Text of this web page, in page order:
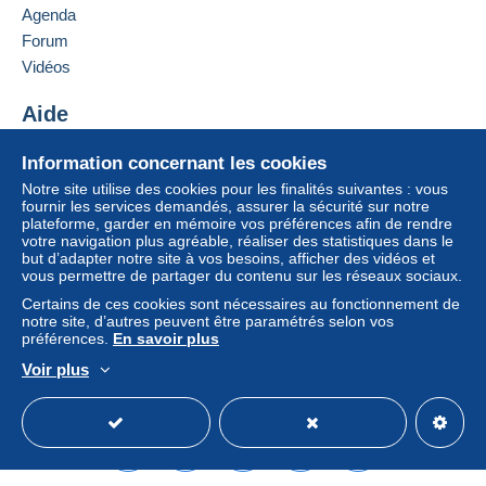
Si les conditions de vente du vendeur comportent
des clauses relatives au paiement, celles-ci sont à
considérer comme nulles et non avenues. Les
que définies dans les
les seules applicables.
Les achats doivent être payés dans les
suivant la réception du décompte final de la part du
vendeur.
Garantie :
Droit de rétractation|Frais de retour à charge de
Pour connaître les délais de retour et de
remboursement du lot, consultez les
générales d’utilisation
Madame, Monsieur,
Contacter le vendeur
Information concernant les cookies
Notre site utilise des cookies pour les finalités suivantes : vous
fournir les services demandés, assurer la sécurité sur notre
plateforme, garder en mémoire vos préférences afin de rendre
votre navigation plus agréable, réaliser des statistiques dans le
but d’adapter notre site à vos besoins, afficher des vidéos et
vous permettre de partager du contenu sur les réseaux sociaux.
Certains de ces cookies sont nécessaires au fonctionnement de
notre site, d’autres peuvent être paramétrés selon vos
préférences. En savoir plus
Voir plus
Agenda
Forum
Vidéos
Aide
Acheter sur Delcampe
Vendre sur Delcampe
Un site sécurisé